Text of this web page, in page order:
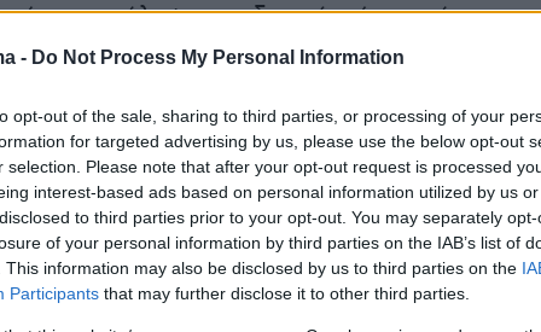
- Do Not Process My Personal Information
opt-out of the sale, sharing to third parties, or processing of your
for targeted advertising by us, please use the below opt-out
selection. Please note that after your opt-out request is processed
interest-based ads based on personal information utilized by us
to third parties prior to your opt-out. You may separately
of your personal information by third parties on the IAB’s list of
This information may also be disclosed by us to third parties on the
Participants that may further disclose it to other third parties.
η ανακάλυψη αποδεικνύει ότι αυτά τα
περιβάλλοντα φιλοξενούν είδη
ότι, ως εκ τούτου, απέχουμε ακόμη πολύ
της πραγματικής βιοποικιλότητας του
Επιπλέον, μας δείχνει ότι η ζωή μπορεί να
και να εξελιχθεί ακόμη και σε ακραία
όπου απουσιάζει το φως και η πίεση είναι
υψηλή». Πρόσθεσε ότι η μελέτη παρείχε